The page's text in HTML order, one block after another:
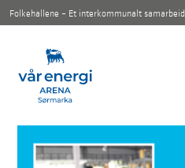
Folkehallene – Et interkommunalt samarbeid